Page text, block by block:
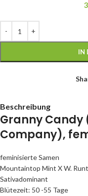
IN
Beschreibung
Granny Candy
Company),
feminisierte Samen
Mountaintop Mint X W.
Sativadominant
Blütezeit: 50 -55 Tage